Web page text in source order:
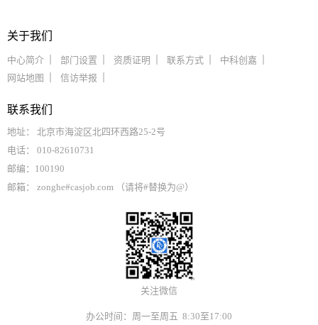
关于我们
中心简介 部门设置 资质证明 联系方式
中科创嘉
网站地图
信访举报
联系我们
地址： 北京市海淀区北四环西路25-2号
电话： 010-82610731
邮编：100190
邮箱： zonghe#casjob.com （请将#替换为@）
关注微信
办公时间：周一至周五 8:30至17:00